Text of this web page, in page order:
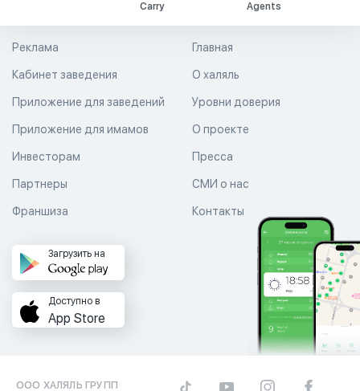
Carry
Agents
Главная
О халяль
Уровни доверия
Реклама
Кабинет заведения
Приложение для заведений
Приложение для имамов О проекте
Пресса
СМИ о нас
Контакты
Инвесторам
Партнеры
Франшиза
Загрузить на
Доступно в
App Store
ООО ХАЛЯЛЬ ГРУПП